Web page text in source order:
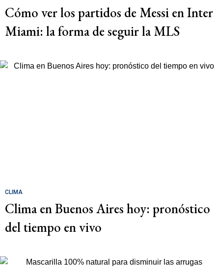
Cómo ver los partidos de Messi en Inter
Miami: la forma de seguir la MLS
CLIMA
Clima en Buenos Aires hoy: pronóstico
del tiempo en vivo